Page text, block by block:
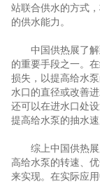
站联合供水的方式
的供水能力。
中国供热展了解
的重要手段之一。
损失，以提高给水
水口的直径或改善
还可以在进水口处
提高给水泵的抽水速
综上中国供热展
高给水泵的转速、
来实现。在实际应